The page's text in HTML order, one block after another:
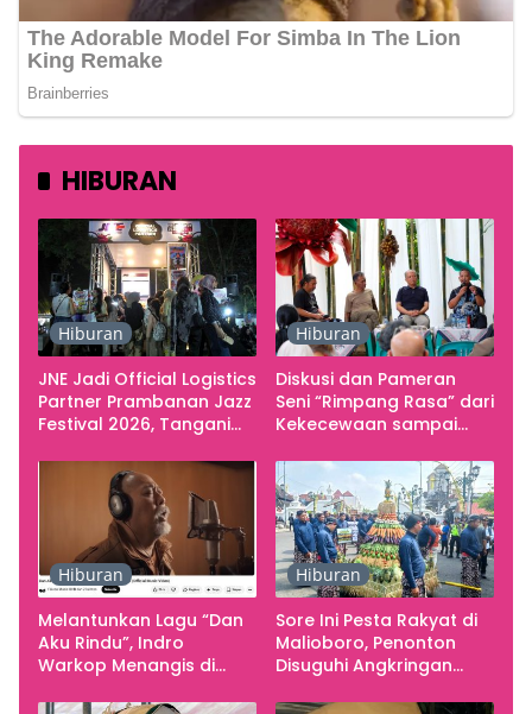
HIBURAN
Hiburan
JNE Jadi Official Logistics
Partner Prambanan Jazz
Festival 2026, Tangani
Kebutuhan Konser
Hiburan
Diskusi dan Pameran
Seni “Rimpang Rasa” dari
Kekecewaan sampai
Yogyakarta sebagai
Pusat Pergerakan Seni
Rupa Indonesia
Hiburan
Melantunkan Lagu “Dan
Aku Rindu”, Indro
Warkop Menangis di
Hiburan
Sore Ini Pesta Rakyat di
Malioboro, Penonton
Disuguhi Angkringan